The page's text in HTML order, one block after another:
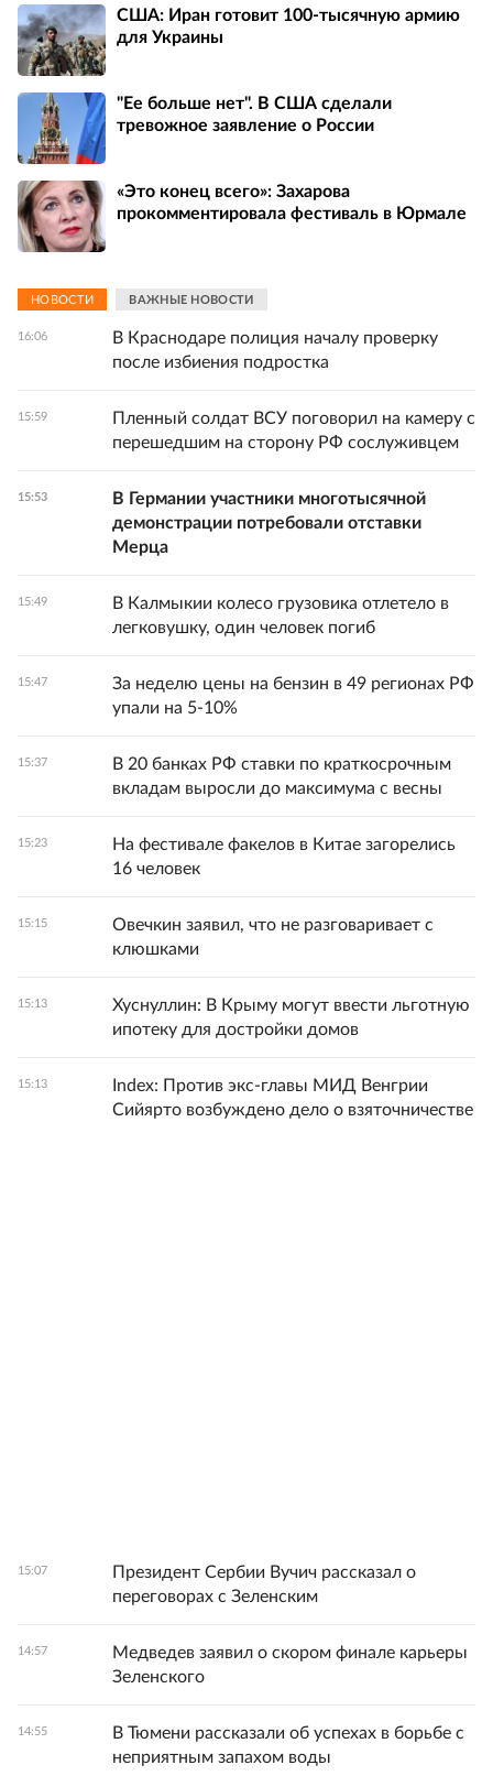
США: Иран готовит 100-тысячную армию
для Украины
"Ее больше нет". В США сделали
тревожное заявление о России
«Это конец всего»: Захарова
прокомментировала фестиваль в Юрмале
НОВОСТИ ВАЖНЫЕ НОВОСТИ
16:06
В Краснодаре полиция началу проверку
после избиения подростка
15:59
Пленный солдат ВСУ поговорил на камеру с
перешедшим на сторону РФ сослуживцем
15:53
В Германии участники многотысячной
демонстрации потребовали отставки
Мерца
15:49
В Калмыкии колесо грузовика отлетело в
легковушку, один человек погиб
15:47
За неделю цены на бензин в 49 регионах РФ
упали на 5-10%
15:37
В 20 банках РФ ставки по краткосрочным
вкладам выросли до максимума с весны
15:23
На фестивале факелов в Китае загорелись
16 человек
15:15
Овечкин заявил, что не разговаривает с
клюшками
15:13
Хуснуллин: В Крыму могут ввести льготную
ипотеку для достройки домов
15:13
Index: Против экс-главы МИД Венгрии
Сийярто возбуждено дело о взяточничестве
15:07
Президент Сербии Вучич рассказал о
переговорах с Зеленским
14:57
Медведев заявил о скором финале карьеры
Зеленского
14:55
В Тюмени рассказали об успехах в борьбе с
неприятным запахом воды